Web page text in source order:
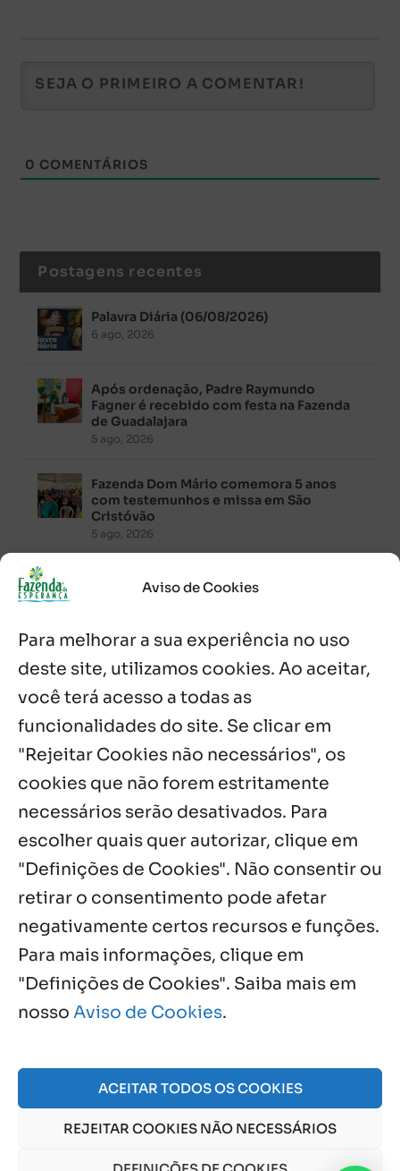
Aviso de Cookies
Para melhorar a sua experiência no uso
deste site, utilizamos cookies. Ao aceitar,
você terá acesso a todas as
funcionalidades do site. Se clicar em
"Rejeitar Cookies não necessários", os
cookies que não forem estritamente
necessários serão desativados. Para
escolher quais quer autorizar, clique em
"Definições de Cookies". Não consentir ou
retirar o consentimento pode afetar
negativamente certos recursos e funções.
Para mais informações, clique em
"Definições de Cookies". Saiba mais em
nosso Aviso de Cookies.
ACEITAR TODOS OS COOKIES
REJEITAR COOKIES NÃO NECESSÁRIOS
0 COMENTÁRIOS
Postagens recentes
Palavra Diária (06/08/2026)
6 ago, 2026
Após ordenação, Padre Raymundo
Fagner é recebido com festa na Fazenda
de Guadalajara
5 ago, 2026
Fazenda Dom Mário comemora 5 anos
com testemunhos e missa em São
Cristóvão
5 ago, 2026
Palavra Diária (05/08/2026)
5 ago, 2026
Palavra Diária (04/08/2026)
4 ago, 2026
Palavra de Vida (Agosto de 2026)
Notícias por Categoria
Agosto, 2026
da Esperança. CNPJ: 48555775000150 |
Aviso de Cookies